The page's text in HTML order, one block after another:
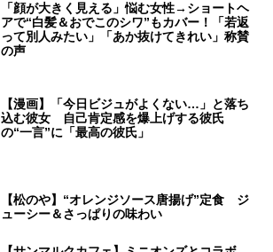
「顔が大きく見える」悩む女性→ショートヘ
アで“白髪＆おでこのシワ”もカバー！「若返
って別人みたい」「あか抜けてきれい」称賛
の声
【漫画】「今日ビジュがよくない…」と落ち
込む彼女 自己肯定感を爆上げする彼氏
の“一言”に「最高の彼氏」
【松のや】“オレンジソース唐揚げ”定食 ジ
ューシー＆さっぱりの味わい